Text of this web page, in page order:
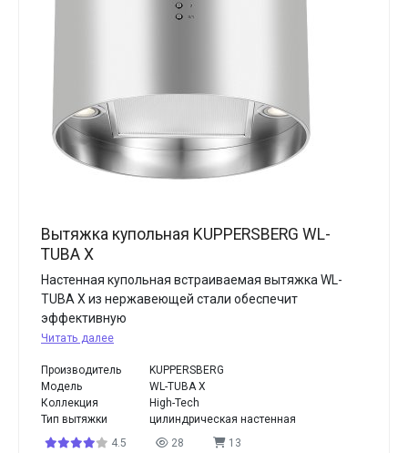
Вытяжка купольная KUPPERSBERG WL-
TUBA X
Настенная купольная встраиваемая вытяжка WL-
TUBA X из нержавеющей стали обеспечит
эффективную
Читать далее
Производитель
KUPPERSBERG
Модель
WL-TUBA X
Коллекция
High-Tech
Тип вытяжки
цилиндрическая настенная
4.5
28 13